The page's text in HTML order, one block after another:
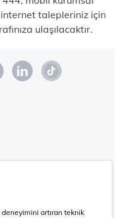
talepleriniz için
ulaşılacaktır.